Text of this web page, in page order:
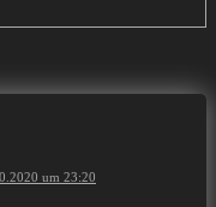
um 23:20